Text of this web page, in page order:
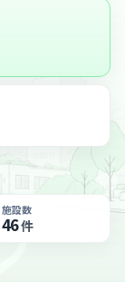
施設数
46件